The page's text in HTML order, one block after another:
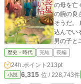
の母を亡
の腕の良
そうだ。
込んでい
男の子と
歴史・時代 完結 長編
24h.ポイント 213pt
小説 6,315 位 / 228,743件